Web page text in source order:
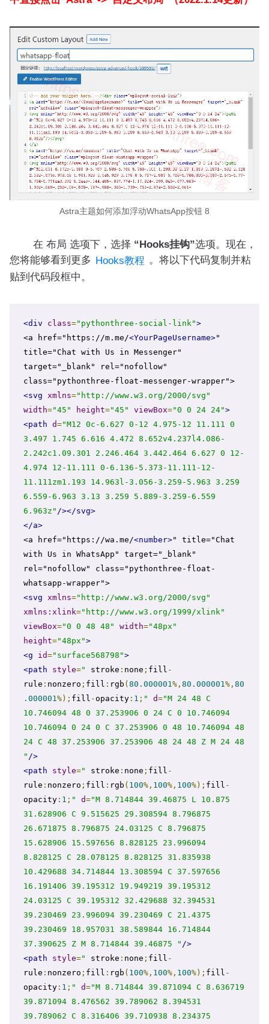
Astra主题如何添加浮动WhatsApp按钮 8
在 布局 选项下，选择 “Hooks挂钩”选项。现在，
您将能够看到更多 Hooks教程 。将以下代码复制并粘
贴到代码段框中。
<div class="pythonthree-social-link">
<a href="https://m.me/<YourPageUsername>"
title="Chat with Us in Messenger"
target="_blank" rel="nofollow"
class="pythonthree-float-messenger-wrapper">
<svg xmlns="http://www.w3.org/2000/svg"
width="45" height="45" viewBox="0 0 24 24">
<path d="M12 0c-6.627 0-12 4.975-12 11.111 0
3.497 1.745 6.616 4.472 8.652v4.237l4.086-
2.242c1.09.301 2.246.464 3.442.464 6.627 0 12-
4.974 12-11.111 0-6.136-5.373-11.111-12-
11.111zm1.193 14.963l-3.056-3.259-5.963 3.259
6.559-6.963 3.13 3.259 5.889-3.259-6.559
6.963z" /></svg>
</a>
<a href="https://wa.me/<number>" title="Chat
with Us in WhatsApp" target="_blank"
rel="nofollow" class="pythonthree-float-
whatsapp-wrapper">
<svg xmlns="http://www.w3.org/2000/svg"
xmlns:xlink="http://www.w3.org/1999/xlink"
viewBox="0 0 48 48" width="48px"
height="48px">
<g
id="surface568798">
<path
style=" stroke : none ; fill -
rule : nonzero ; fill : rgb ( 80.000001%, 80.000001%, 80
.000001%); fill -opacity: 1 ; " d="M 24 48 C
10.746094 48 0 37.253906 0 24 C 0 10.746094
10.746094 0 24 0 C 37.253906 0 48 10.746094 48
24 C 48 37.253906 37.253906 48 24 48 Z M 24 48
" />
<path
style=" stroke : none ; fill -
rule : nonzero ; fill : rgb ( 100%, 100%, 100%); fill -
opacity: 1 ; " d="M 8.714844 39.46875 L 10.875
31.628906 C 9.515625 29.308594 8.796875
26.671875 8.796875 24.03125 C 8.796875
15.628906 15.597656 8.828125 23.996094
8.828125 C 28.078125 8.828125 31.835938
10.429688 34.714844 13.308594 C 37.597656
16.191406 39.195312 19.949219 39.195312
24.03125 C 39.195312 32.429688 32.394531
39.230469 23.996094 39.230469 C 21.4375
39.230469 18.957031 38.589844 16.714844
37.390625 Z M 8.714844 39.46875 " />
<path
style=" stroke : none ; fill -
rule : nonzero ; fill : rgb ( 100%, 100%, 100%); fill -
opacity: 1 ; " d="M 8.714844 39.871094 C 8.636719
39.871094 8.476562 39.789062 8.394531
39.789062 C 8.316406 39.710938 8.234375